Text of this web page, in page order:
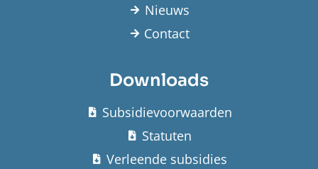
Nieuws
Contact
Downloads
Subsidievoorwaarden
Statuten
Verleende subsidies